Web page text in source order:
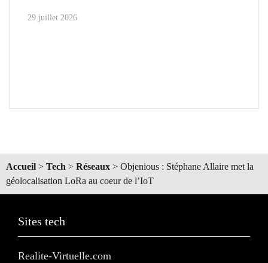
29 juillet 2026
Accueil > Tech > Réseaux > Objenious : Stéphane Allaire met la
géolocalisation LoRa au coeur de l’IoT
Sites tech
Realite-Virtuelle.com